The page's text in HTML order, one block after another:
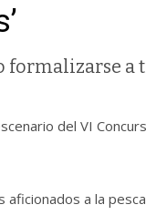
a
del VI
a la